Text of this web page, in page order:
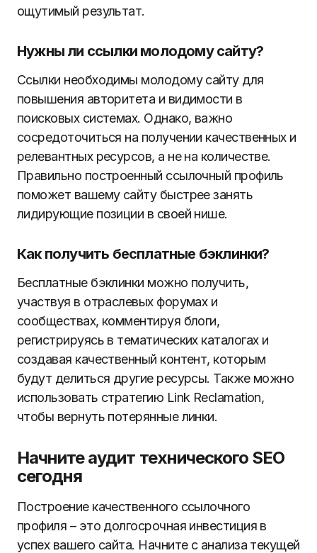
ощутимый результат.
Нужны ли ссылки молодому сайту?
Ссылки необходимы молодому сайту для
повышения авторитета и видимости в
поисковых системах. Однако, важно
сосредоточиться на получении качественных и
релевантных ресурсов, а не на количестве.
Правильно построенный ссылочный профиль
поможет вашему сайту быстрее занять
лидирующие позиции в своей нише.
Как получить бесплатные бэклинки?
Бесплатные бэклинки можно получить,
участвуя в отраслевых форумах и
сообществах, комментируя блоги,
регистрируясь в тематических каталогах и
создавая качественный контент, которым
будут делиться другие ресурсы. Также можно
использовать стратегию Link Reclamation,
чтобы вернуть потерянные линки.
Начните аудит технического SEO
сегодня
Построение качественного ссылочного
профиля – это долгосрочная инвестиция в
успех вашего сайта. Начните с анализа текущей